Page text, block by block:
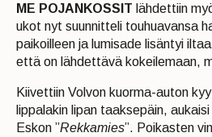
ME POJANKOSSIT lähdettiin
ukot nyt suunnitteli touhuavansa
paikoilleen ja lumisade lisäntyi
että on lähdettävä kokeilemaan,
Kiivettiin Volvon kuorma-auton
lippalakin lipan taaksepäin,
Eskon ”Rekkamies”. Poikasten